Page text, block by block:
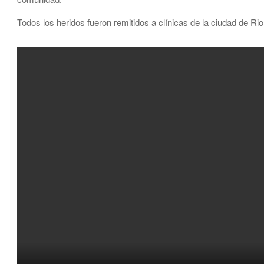
Todos los heridos fueron remitidos a clínicas de la ciudad de